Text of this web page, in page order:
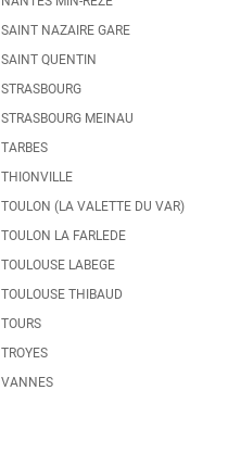
SAINT NAZAIRE GARE
SAINT QUENTIN
STRASBOURG
STRASBOURG MEINAU
TARBES
THIONVILLE
TOULON (LA VALETTE DU VAR)
TOULON LA FARLEDE
TOULOUSE LABEGE
TOULOUSE THIBAUD
TOURS
TROYES
VANNES